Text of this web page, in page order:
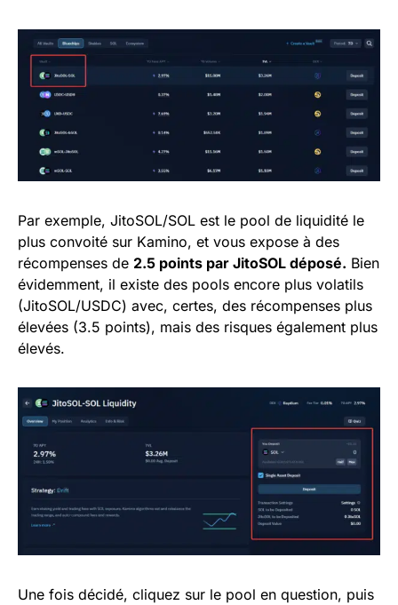
Par exemple, JitoSOL/SOL est le pool de liquidité le
plus convoité sur Kamino, et vous expose à des
récompenses de 2.5 points par JitoSOL déposé. Bien
évidemment, il existe des pools encore plus volatils
(JitoSOL/USDC) avec, certes, des récompenses plus
élevées (3.5 points), mais des risques également plus
élevés.
Une fois décidé, cliquez sur le pool en question, puis